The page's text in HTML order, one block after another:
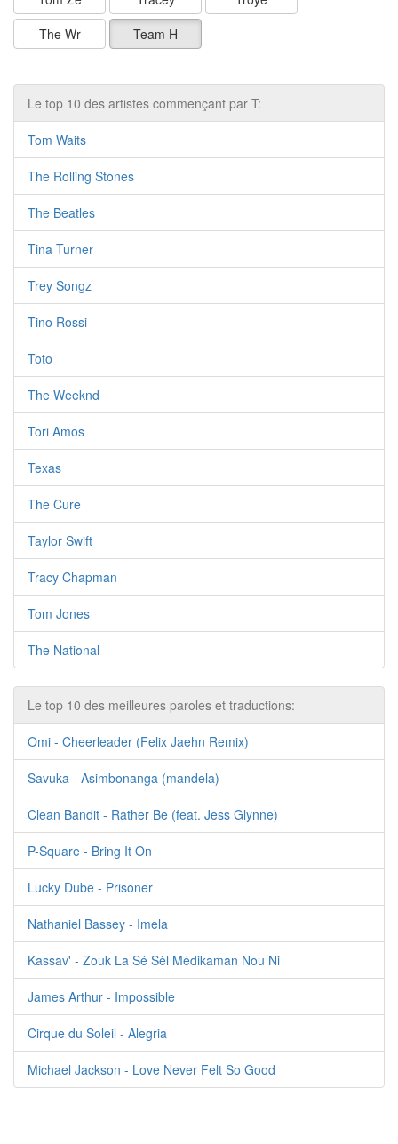
The Wr
Team H
Le top 10 des artistes commençant par T:
Tom Waits
The Rolling Stones
The Beatles
Tina Turner
Trey Songz
Tino Rossi
Toto
The Weeknd
Tori Amos
Texas
The Cure
Taylor Swift
Tracy Chapman
Tom Jones
The National
Le top 10 des meilleures paroles et traductions:
Omi - Cheerleader (Felix Jaehn Remix)
Savuka - Asimbonanga (mandela)
Clean Bandit - Rather Be (feat. Jess Glynne)
P-Square - Bring It On
Lucky Dube - Prisoner
Nathaniel Bassey - Imela
Kassav' - Zouk La Sé Sèl Médikaman Nou Ni
James Arthur - Impossible
Cirque du Soleil - Alegria
Michael Jackson - Love Never Felt So Good